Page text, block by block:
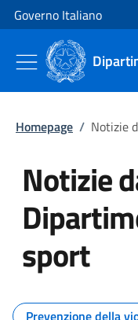
Vai al contenuto
Vai alla navigazione del sito
Governo Italiano
Homepage / Notizie
Notizie
sport
Prevenzione della